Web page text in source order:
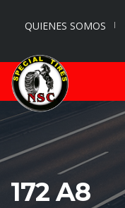
QUIENES SOMOS
172 A8